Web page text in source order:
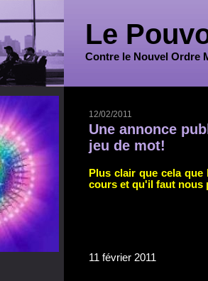
Le
Contre le Nouvel Ordre
12/02/2011
Une annonce
jeu de mot!
Plus clair que cela
cours et qu'il faut nous
11 février 2011